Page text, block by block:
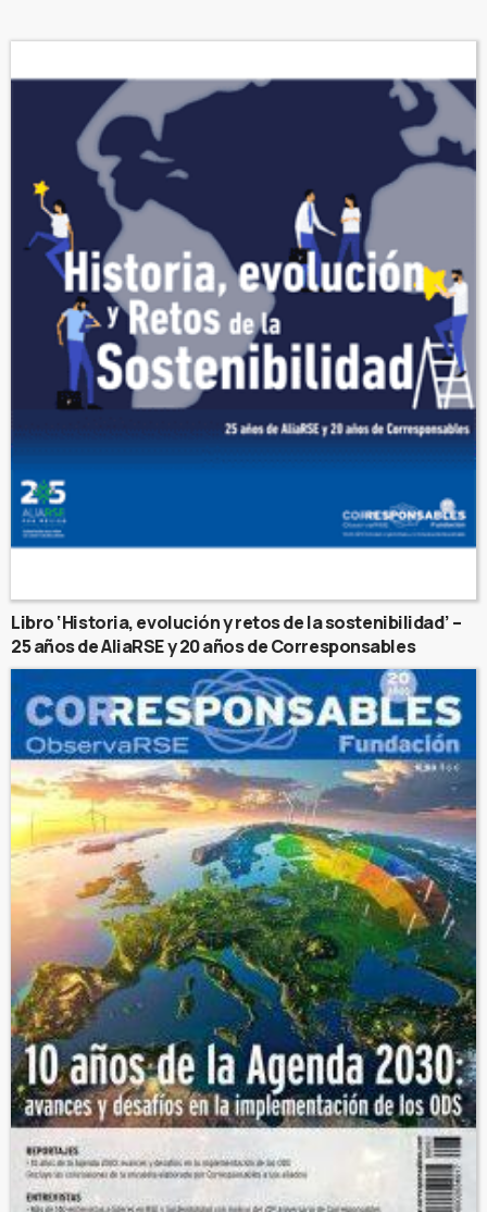
Libro ‘Historia, evolución y retos de la sostenibilidad’ –
25 años de AliaRSE y 20 años de Corresponsables